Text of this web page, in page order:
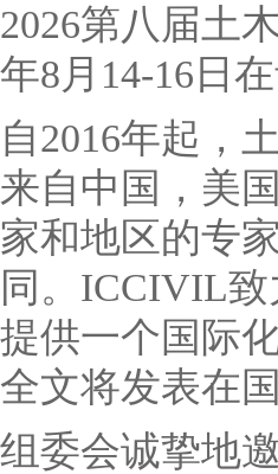
2026第八届土
年8月14-16日
自2016年起，
来自中国，美
家和地区的专
同。ICCIVIL
提供一个国际
全文将发表在
组委会诚挚地